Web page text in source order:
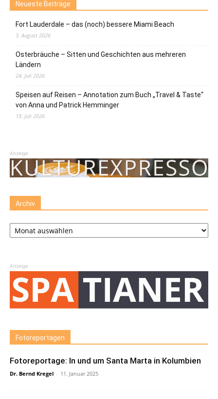
Neueste Beiträge
Fort Lauderdale – das (noch) bessere Miami Beach
3. August 2026
Osterbräuche – Sitten und Geschichten aus mehreren
Ländern
24. Juli 2026
Speisen auf Reisen – Annotation zum Buch „Travel & Taste“
von Anna und Patrick Hemminger
18. Juli 2026
Anzeige
Archiv
Archiv
Anzeige
Fotoreportagen
Fotoreportage: In und um Santa Marta in Kolumbien
Dr. Bernd Kregel - 11. Januar 2025